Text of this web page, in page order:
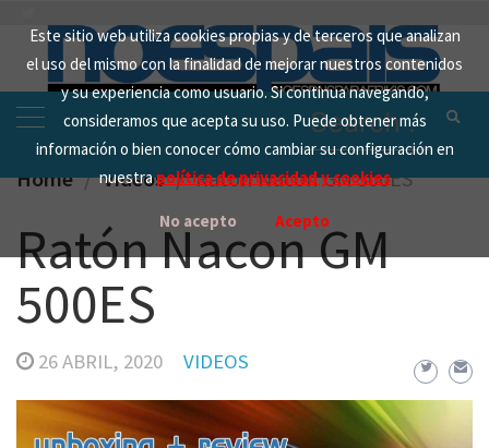
Este sitio web utiliza cookies propias y de terceros que analizan
el uso del mismo con la finalidad de mejorar nuestros contenidos
y su experiencia como usuario. Si continua navegando,
consideramos que acepta su uso. Puede obtener más
información o bien conocer cómo cambiar su configuración en
nuestrapolítica de privacidad y cookies
No acepto Acepto
content
Search
for:
Home Videos Ratón Nacon GM 500ES
Ratón Nacon GM
500ES
26 ABRIL, 2020 VIDEOS